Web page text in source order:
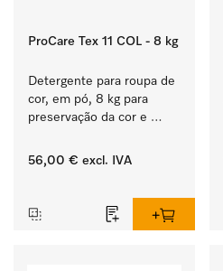
ProCare Tex 11 COL - 8 kg
Detergente para roupa de
cor, em pó, 8 kg para
preservação da cor e
56,00 € excl. IVA